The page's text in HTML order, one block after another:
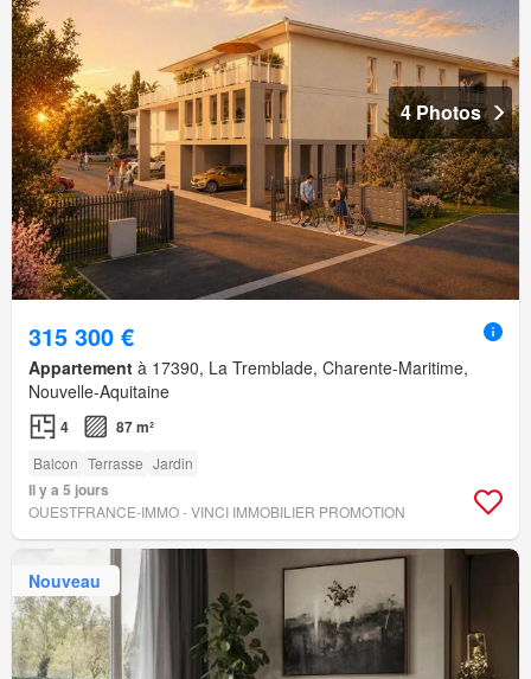
4 Photos
315 300 €
Appartement à 17390, La Tremblade, Charente-Maritime,
Nouvelle-Aquitaine
4 87 m²
Balcon Terrasse Jardin
Il y a 5 jours
OUESTFRANCE-IMMO - VINCI IMMOBILIER PROMOTION
Nouveau